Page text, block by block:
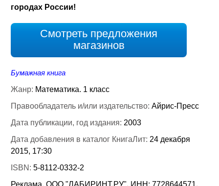
городах России!
Смотреть предложения
магазинов
Бумажная книга
Жанр: Математика. 1 класс
Правообладатель и/или издательство:Айрис-Пресс
Дата публикации, год издания: 2003
Дата добавления в каталог КнигаЛит: 24 декабря
2015, 17:30
ISBN:5-8112-0332-2
Реклама. ООО "ЛАБИРИНТ.РУ", ИНН: 7728644571,